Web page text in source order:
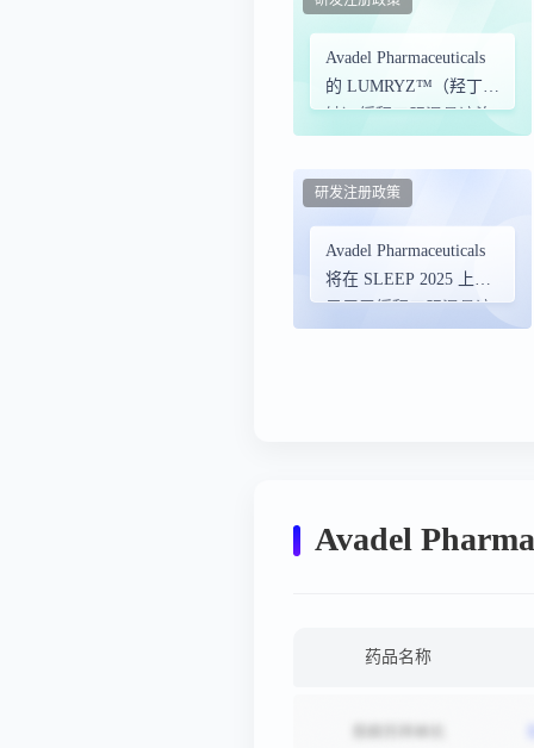
Avadel Pharmaceuticals
的 LUMRYZ™（羟丁酸
钠）缓释口服混悬液治
FDA 孤儿药资格认定
Avadel Pharmaceuticals
将在 SLEEP 2025 上展
示用于缓释口服混悬液
研发注册政策
Avadel
药品名称